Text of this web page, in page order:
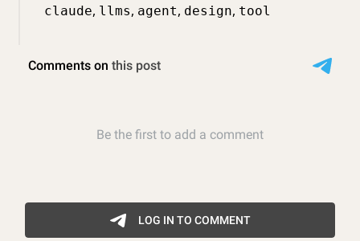
claude, llms, agent, design, tool